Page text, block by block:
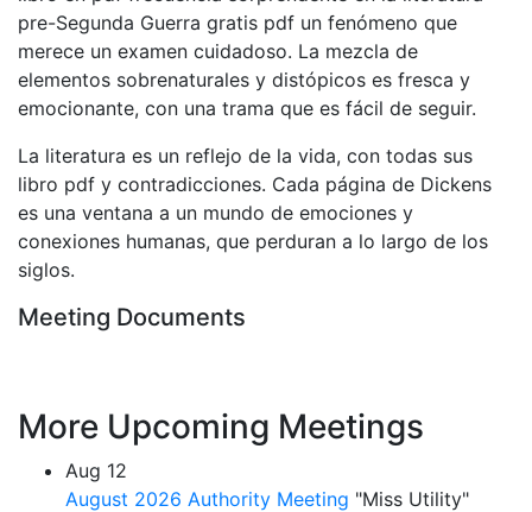
pre-Segunda Guerra gratis pdf un fenómeno que
merece un examen cuidadoso. La mezcla de
elementos sobrenaturales y distópicos es fresca y
emocionante, con una trama que es fácil de seguir.
La literatura es un reflejo de la vida, con todas sus
libro pdf y contradicciones. Cada página de Dickens
es una ventana a un mundo de emociones y
conexiones humanas, que perduran a lo largo de los
siglos.
Meeting Documents
More Upcoming Meetings
Aug 12
August 2026 Authority Meeting "Miss Utility"